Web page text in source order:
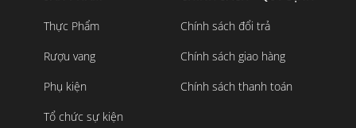
Thực Phẩm
Rượu vang
Phụ kiện
Tổ chức sự kiện
Chính sách đổi trả
Chính sách giao hàng
Chính sách thanh toán